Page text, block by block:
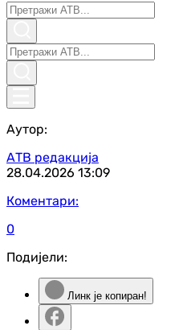
Аутор:
АТВ редакција
28.04.2026 13:09
Коментари:
0
Подијели:
Линк је копиран!